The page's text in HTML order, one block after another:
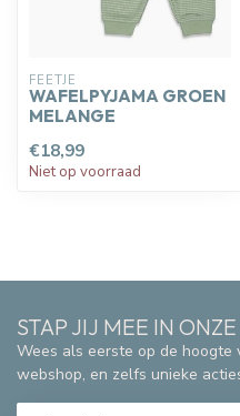
FEETJE
WAFELPYJAMA GROEN
MELANGE
€18,99
Niet op voorraad
STAP JIJ MEE IN
Wees als eerste op de hoogte
webshop, en zelfs unieke